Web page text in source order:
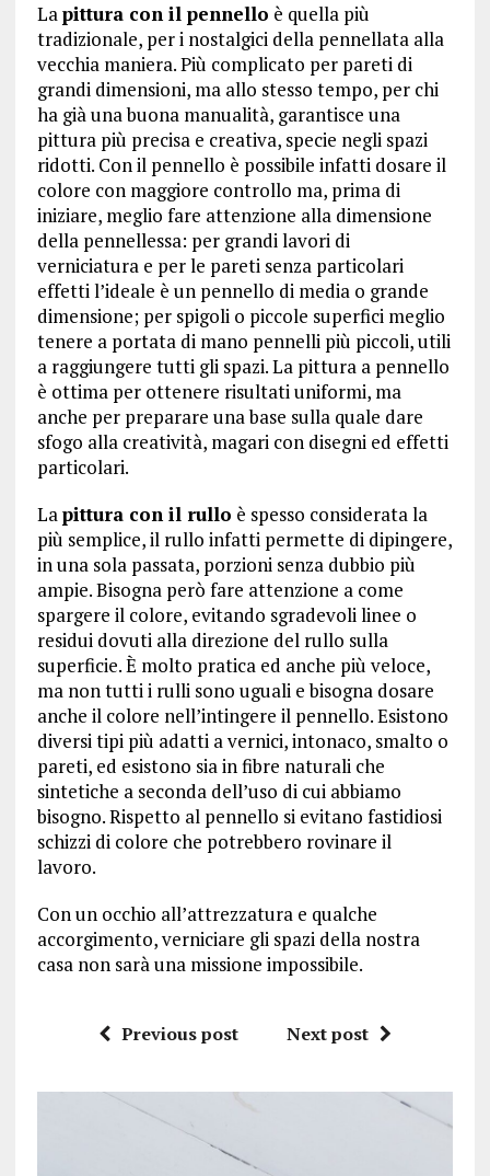
Lapittura con il pennello è quella più
tradizionale, per i nostalgici della pennellata alla
vecchia maniera. Più complicato per pareti di
grandi dimensioni, ma allo stesso tempo, per chi
ha già una buona manualità, garantisce una
pittura più precisa e creativa, specie negli spazi
ridotti. Con il pennello è possibile infatti dosare il
colore con maggiore controllo ma, prima di
iniziare, meglio fare attenzione alla dimensione
della pennellessa: per grandi lavori di
verniciatura e per le pareti senza particolari
effetti l’ideale è un pennello di media o grande
dimensione; per spigoli o piccole superfici meglio
tenere a portata di mano pennelli più piccoli, utili
a raggiungere tutti gli spazi. La pittura a pennello
è ottima per ottenere risultati uniformi, ma
anche per preparare una base sulla quale dare
sfogo alla creatività, magari con disegni ed effetti
particolari.
Lapittura con il rullo è spesso considerata la
più semplice, il rullo infatti permette di dipingere,
in una sola passata, porzioni senza dubbio più
ampie. Bisogna però fare attenzione a come
spargere il colore, evitando sgradevoli linee o
residui dovuti alla direzione del rullo sulla
superficie. È molto pratica ed anche più veloce,
ma non tutti i rulli sono uguali e bisogna dosare
anche il colore nell’intingere il pennello. Esistono
diversi tipi più adatti a vernici, intonaco, smalto o
pareti, ed esistono sia in fibre naturali che
sintetiche a seconda dell’uso di cui abbiamo
bisogno. Rispetto al pennello si evitano fastidiosi
schizzi di colore che potrebbero rovinare il
lavoro.
Con un occhio all’attrezzatura e qualche
accorgimento, verniciare gli spazi della nostra
casa non sarà una missione impossibile.
Previous post Next post